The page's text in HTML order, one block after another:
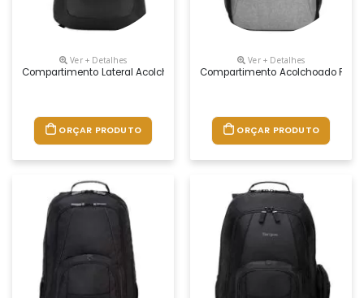
Ver + Detalhes
Compartimento Lateral Acolchoado Para Notebook De Até 15.6” •
ORÇAR PRODUTO
Ver + Detalhes
Compartimento Acolchoado Para
ORÇAR PRODUTO